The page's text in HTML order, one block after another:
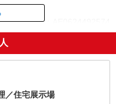
ID：AE0624492574
了
／住宅展示場